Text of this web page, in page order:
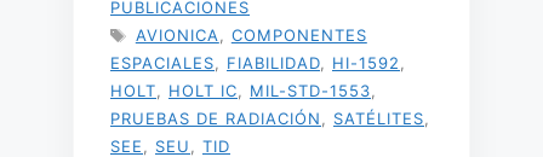
PUBLICACIONES
ETIQUETAS
AVIONICA
COMPONENTES
ESPACIALES
FIABILIDAD HI-1592
HOLT
HOLT IC MIL-STD-1553
PRUEBAS DE RADIACIÓN
SATÉLITES
SEE
SEU TID